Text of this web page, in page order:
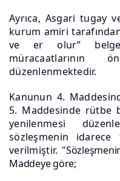
Ayrıca, Asgari tugay
kurum amiri
ve er olur”
müracaatlarının
düzenlenmektedir.
Kanunun 4.
5. Maddesinde rütbe
yenilenmesi
sözleşmenin
verilmiştir. "
Maddeye göre;